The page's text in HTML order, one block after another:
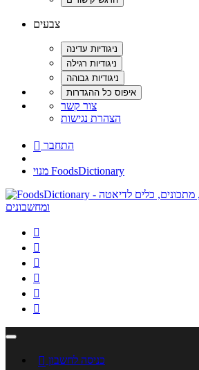
צבעים
צור קשר
הצהרת נגישות
 התחבר
מנוי FoodsDictionary






 כניסה לחשבון